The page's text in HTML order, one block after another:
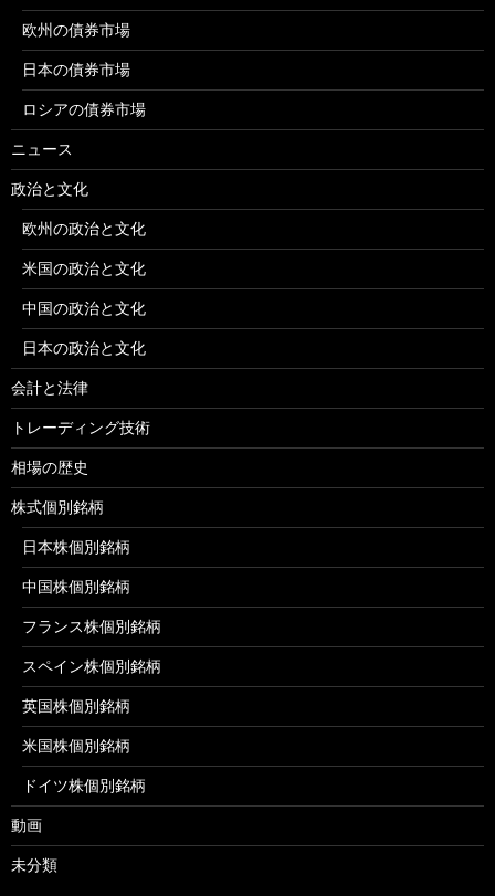
欧州の債券市場
日本の債券市場
ロシアの債券市場
ニュース
政治と文化
欧州の政治と文化
米国の政治と文化
中国の政治と文化
日本の政治と文化
会計と法律
トレーディング技術
相場の歴史
株式個別銘柄
日本株個別銘柄
中国株個別銘柄
フランス株個別銘柄
スペイン株個別銘柄
英国株個別銘柄
米国株個別銘柄
ドイツ株個別銘柄
動画
未分類